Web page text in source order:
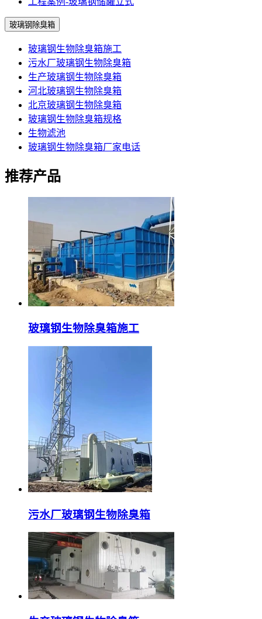
玻璃钢除臭箱
玻璃钢生物除臭箱施工
污水厂玻璃钢生物除臭箱
生产玻璃钢生物除臭箱
河北玻璃钢生物除臭箱
北京玻璃钢生物除臭箱
玻璃钢生物除臭箱规格
生物滤池
玻璃钢生物除臭箱厂家电话
推荐产品
玻璃钢生物除臭箱施工
污水厂玻璃钢生物除臭箱